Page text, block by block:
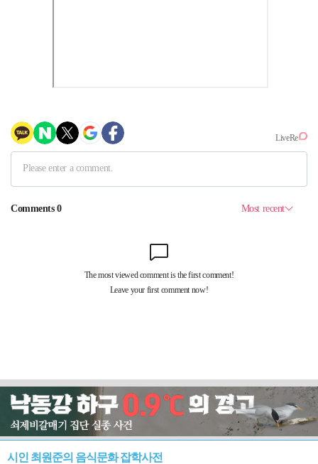
시인 최원준의 음식문화 잡학사전